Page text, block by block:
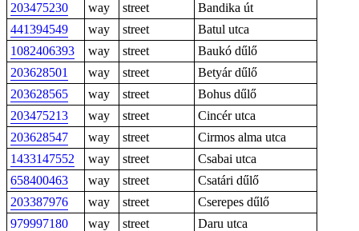
203475230
way street
Bandika út
441394549
way street
Batul utca
1082406393
way street
Baukó dűlő
203628501
way street
Betyár dűlő
203628565
way street
Bohus dűlő
203475213
way street
Cincér utca
203628547
way street
Cirmos alma utca
1433147552
way street
Csabai utca
658400463
way street
Csatári dűlő
203387976
way street
Cserepes dűlő
979997180
way street
Daru utca